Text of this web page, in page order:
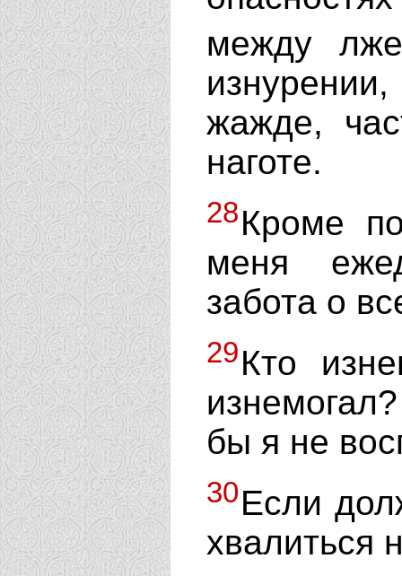
между
жажде,
наготе.
28Кроме
меня
забота о
29Кто
бы я не
30Если